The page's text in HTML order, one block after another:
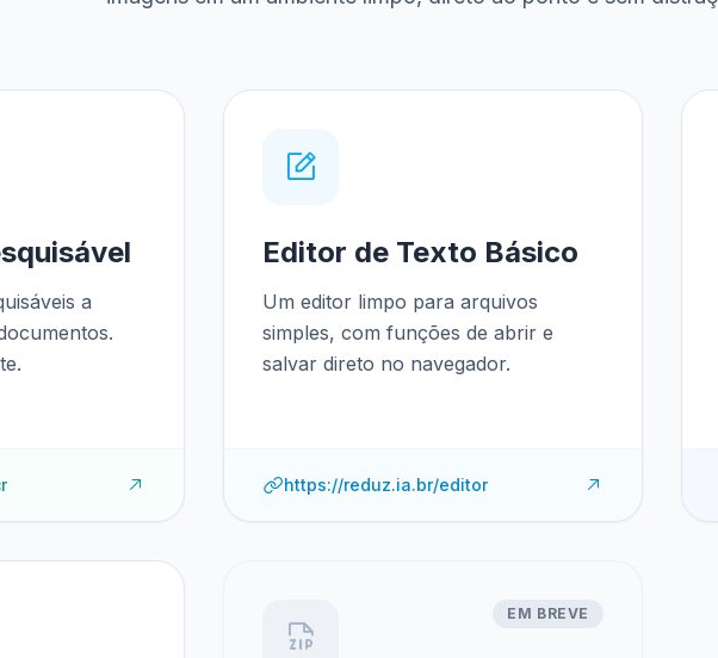
a
Editor de Texto Básico
Um editor limpo para arquivos
simples, com funções de abrir e
salvar direto no navegador.
https://reduz.ia.br/editor
EM BREVE